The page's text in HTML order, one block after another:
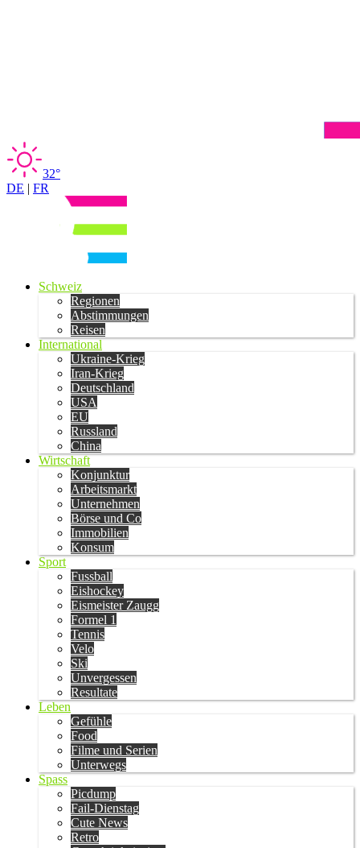
32°
DE | FR
Schweiz
Regionen
Abstimmungen
Reisen
International
Ukraine-Krieg
Iran-Krieg
Deutschland
USA
EU
Russland
China
Wirtschaft
Konjunktur
Arbeitsmarkt
Unternehmen
Börse und Co
Immobilien
Konsum
Sport
Fussball
Eishockey
Eismeister Zaugg
Formel 1
Tennis
Velo
Ski
Unvergessen
Resultate
Leben
Gefühle
Food
Filme und Serien
Unterwegs
Spass
Picdump
Fail-Dienstag
Cute News
Retro